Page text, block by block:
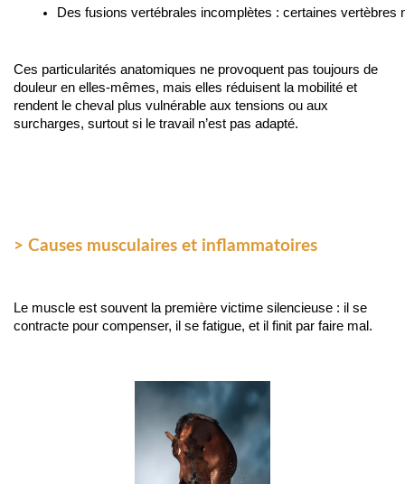
Des fusions vertébrales incomplètes : certaines vertèbres
Ces particularités anatomiques ne provoquent pas toujours de
douleur en elles-mêmes, mais elles réduisent la mobilité et
rendent le cheval plus vulnérable aux tensions ou aux
surcharges, surtout si le travail n’est pas adapté.
> Causes musculaires et inflammatoires
Le muscle est souvent la première victime silencieuse : il se
contracte pour compenser, il se fatigue, et il finit par faire mal.